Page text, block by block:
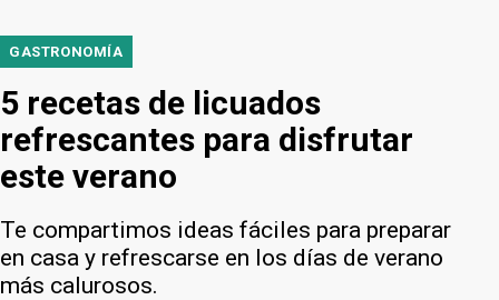
GASTRONOMÍA
5 recetas de licuados
refrescantes para disfrutar
este verano
Te compartimos ideas fáciles para preparar
en casa y refrescarse en los días de verano
más calurosos.